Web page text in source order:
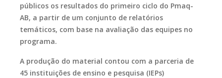
públicos os resultados do primeiro ciclo do Pmaq-
AB, a partir de um conjunto de relatórios
temáticos, com base na avaliação das equipes no
programa.
A produção do material contou com a parceria de
45 instituições de ensino e pesquisa (IEPs)